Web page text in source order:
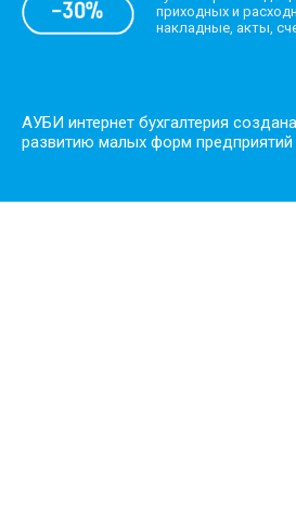
приходных и
накладные, акты,
АУБИ интернет бухгалтерия
развитию малых форм предприятий